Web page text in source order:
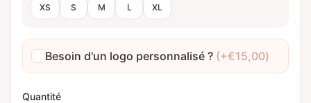
XS S M L XL
Besoin d'un logo personnalisé ? (+€15,00)
Quantité